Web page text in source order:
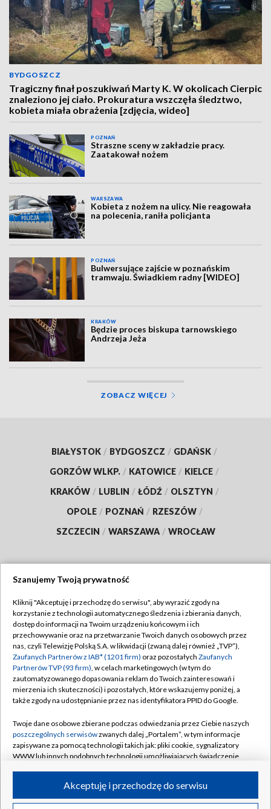
BYDGOSZCZ
Tragiczny finał poszukiwań Marty K. W okolicach Cierpic
znaleziono jej ciało. Prokuratura wszczęła śledztwo,
kobieta miała obrażenia [zdjęcia, wideo]
POZNAŃ
Straszne sceny w zakładzie pracy.
Zaatakował nożem
WARSZAWA
Kobieta z nożem na ulicy. Nie reagowała
na polecenia, raniła policjanta
POZNAŃ
Bulwersujące zajście w poznańskim
tramwaju. Świadkiem radny [WIDEO]
KRAKÓW
Będzie proces biskupa tarnowskiego
Andrzeja Jeża
ZOBACZ WIĘCEJ
BIAŁYSTOK / BYDGOSZCZ / GDAŃSK /
GORZÓW WLKP. / KATOWICE / KIELCE /
KRAKÓW / LUBLIN / ŁÓDŹ / OLSZTYN /
OPOLE / POZNAŃ / RZESZÓW /
SZCZECIN / WARSZAWA / WROCŁAW
TVP
Abonament TVP
Emisja w TVP
Centrum informacji TVP
Naziemna Telewizja Cyfrowa
Rada Programowa
System NOS
Informacje o nadawcy
Program dla prasy
Regulamin TVP
Polityka prywatności
Moje zgody
Pomoc
Kontakt
Kanały
©2026 Telewizja Polska S.A. w likwidacji
Szanujemy Twoją prywatność
Kliknij "Akceptuję i przechodzę do serwisu", aby wyrazić zgody na
korzystanie z technologii automatycznego śledzenia i zbierania danych,
dostęp do informacji na Twoim urządzeniu końcowym i ich
przechowywanie oraz na przetwarzanie Twoich danych osobowych przez
nas, czyli Telewizję Polską S.A. w likwidacji (zwaną dalej również „TVP”),
Zaufanych Partnerów z IAB* (1201 firm) oraz pozostałych Zaufanych
Partnerów TVP (93 firm), w celach marketingowych (w tym do
zautomatyzowanego dopasowania reklam do Twoich zainteresowań i
mierzenia ich skuteczności) i pozostałych, które wskazujemy poniżej, a
także zgody na udostępnianie przez nas identyfikatora PPID do Google.
Twoje dane osobowe zbierane podczas odwiedzania przez Ciebie naszych
poszczególnych serwisówzwanych dalej „Portalem”, w tym informacje
zapisywane za pomocą technologii takich jak: pliki cookie, sygnalizatory
WWW lub innych podobnych technologii umożliwiających świadczenie
ruchu w Internecie.Akceptuję i przechodzę do serwisu